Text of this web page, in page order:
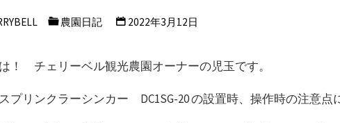
農園日記 2022年3月12日
！ チェリーベル観光農園オーナーの児玉です。
プリンクラーシンカー DC1SG-20 の設置時、操作時の注意